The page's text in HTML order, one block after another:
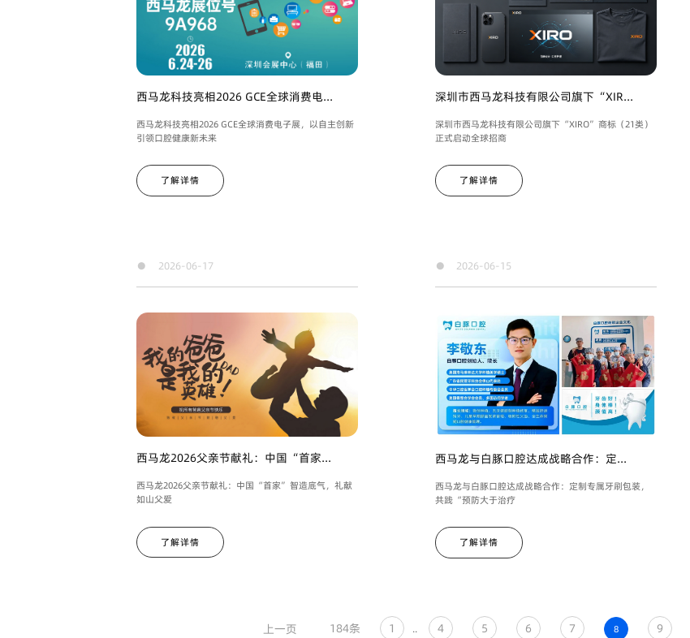
西马龙科技亮相2026 GCE全球消费电...
西马龙科技亮相2026 GCE全球消费电子展，以自主创新
引领口腔健康新未来
了解详情
深圳市西马龙科技有限公司旗下“XIR...
深圳市西马龙科技有限公司旗下“XIRO”商标（21类）
正式启动全球招商
了解详情
● 2026-06-17
西马龙2026父亲节献礼：中国“首家...
西马龙2026父亲节献礼：中国“首家”智造底气，礼献
如山父爱
了解详情
● 2026-06-15
西马龙与白豚口腔达成战略合作：定...
西马龙与白豚口腔达成战略合作：定制专属牙刷包装，
共践“预防大于治疗
了解详情
184条
上一页 1 .. 4 5 6 7 8 9